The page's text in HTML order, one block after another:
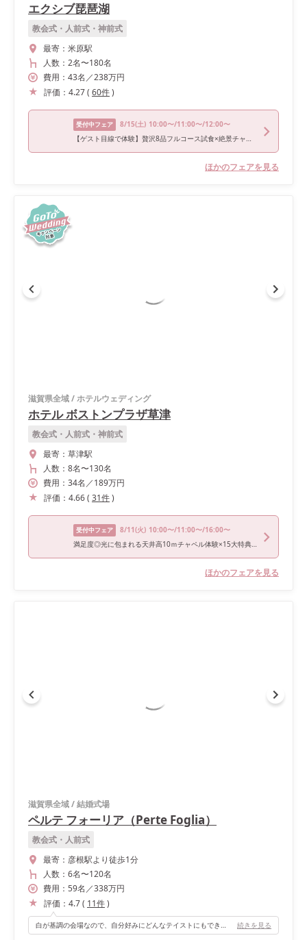
エクシブ琵琶湖
教会式・人前式・神前式
最寄： 米原駅
人数： 2名〜180名
費用： 43名 ／238万円
評価： 4.27( 60件)
受付中フェア 8/15(土) 10:00〜/11:00〜/12:00〜
【ゲスト目線で体験】贅沢8品フルコース試食×絶景チャペル体験
ほかのフェアを見る
滋賀県全域/ホテルウェディング
ホテル ボストンプラザ草津
教会式・人前式・神前式
最寄： 草津駅
人数： 8名〜130名
費用： 34名 ／189万円
評価： 4.66( 31件)
受付中フェア 8/11(火) 10:00〜/11:00〜/16:00〜
満足度◎光に包まれる天井高10ｍチャペル体験×15大特典付
ほかのフェアを見る
滋賀県全域/結婚式場
ペルテ フォーリア（Perte Foglia）
教会式・人前式
最寄： 彦根駅より徒歩1分
人数： 6名〜120名
費用： 59名 ／338万円
評価： 4.7( 11件)
白が基調の会場なので、自分好みにどんなテイストにもできると思います！ 続きを見る